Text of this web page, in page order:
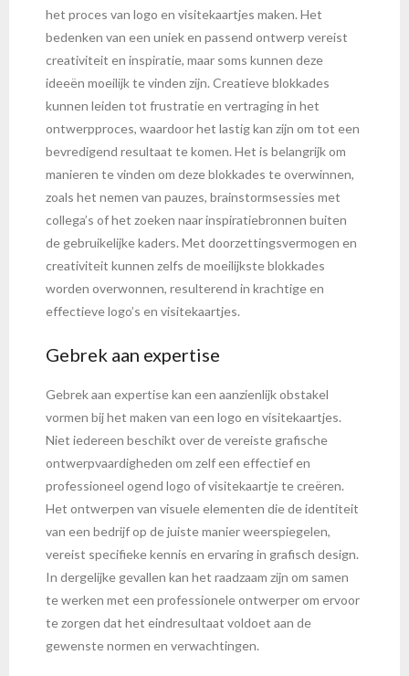
het proces van logo en visitekaartjes maken. Het
bedenken van een uniek en passend ontwerp vereist
creativiteit en inspiratie, maar soms kunnen deze
ideeën moeilijk te vinden zijn. Creatieve blokkades
kunnen leiden tot frustratie en vertraging in het
ontwerpproces, waardoor het lastig kan zijn om tot een
bevredigend resultaat te komen. Het is belangrijk om
manieren te vinden om deze blokkades te overwinnen,
zoals het nemen van pauzes, brainstormsessies met
collega’s of het zoeken naar inspiratiebronnen buiten
de gebruikelijke kaders. Met doorzettingsvermogen en
creativiteit kunnen zelfs de moeilijkste blokkades
worden overwonnen, resulterend in krachtige en
effectieve logo’s en visitekaartjes.
Gebrek aan expertise
Gebrek aan expertise kan een aanzienlijk obstakel
vormen bij het maken van een logo en visitekaartjes.
Niet iedereen beschikt over de vereiste grafische
ontwerpvaardigheden om zelf een effectief en
professioneel ogend logo of visitekaartje te creëren.
Het ontwerpen van visuele elementen die de identiteit
van een bedrijf op de juiste manier weerspiegelen,
vereist specifieke kennis en ervaring in grafisch design.
In dergelijke gevallen kan het raadzaam zijn om samen
te werken met een professionele ontwerper om ervoor
te zorgen dat het eindresultaat voldoet aan de
gewenste normen en verwachtingen.